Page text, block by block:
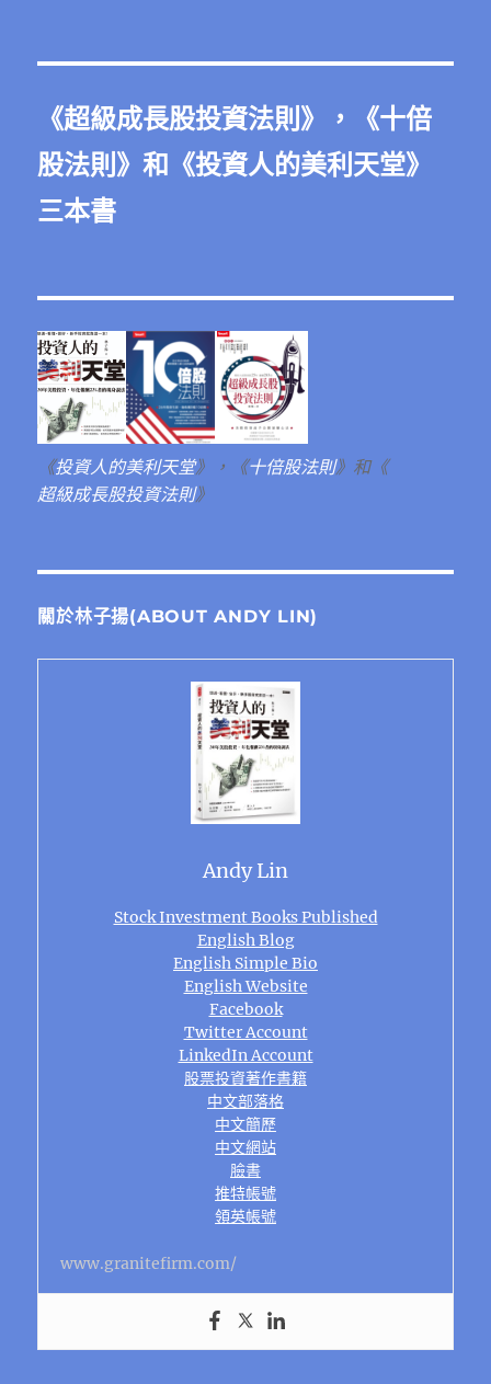
《超級成長股投資法則 》，《十倍
股法則 》和《投資人的美利天堂》
三本書
《投資人的美利天堂》，《十倍股法則》和《
超級成長股投資法則》
關於林子揚(ABOUT ANDY LIN)
Andy Lin
Stock Investment Books Published
English Blog
English Simple Bio
English Website
Facebook
Twitter Account
LinkedIn Account
股票投資著作書籍
中文部落格
中文簡歷
中文網站
臉書
推特帳號
領英帳號
www.granitefirm.com/